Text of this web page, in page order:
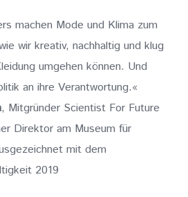
machen Mode und Klima zum
wir kreativ, nachhaltig und klug
umgehen können. Und
an ihre Verantwortung.«
, Mitgründer Scientist For Future
Direktor am Museum für
mit dem
2019